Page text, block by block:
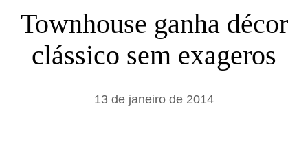
a
r
Townhouse ganha décor
clássico sem exageros
13 de janeiro de 2014